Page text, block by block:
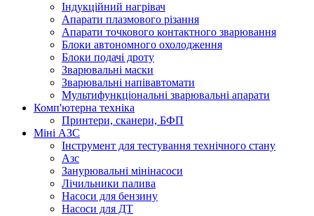
Індукційний нагрівач
Апарати плазмового різання
Апарати точкового контактного зварювання
Блоки автономного охолодження
Блоки подачі дроту
Зварювальні маски
Зварювальні напівавтомати
Мультифункціональні зварювальні апарати
Комп'ютерна техніка
Принтери, сканери, БФП
Міні АЗС
Інструмент для тестування технічного стану
Азс
Занурювальні мінінасоси
Лічильники палива
Насоси для бензину
Насоси для ДТ